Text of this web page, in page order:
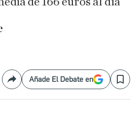
CompartirAñade El Debate en Save